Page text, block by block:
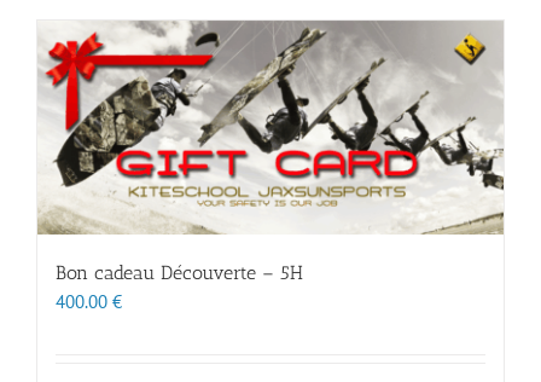
Bon cadeau Découverte – 5H
400.00 €